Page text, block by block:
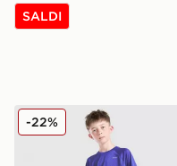
SALDI
Nike Pantaloncino
-22%